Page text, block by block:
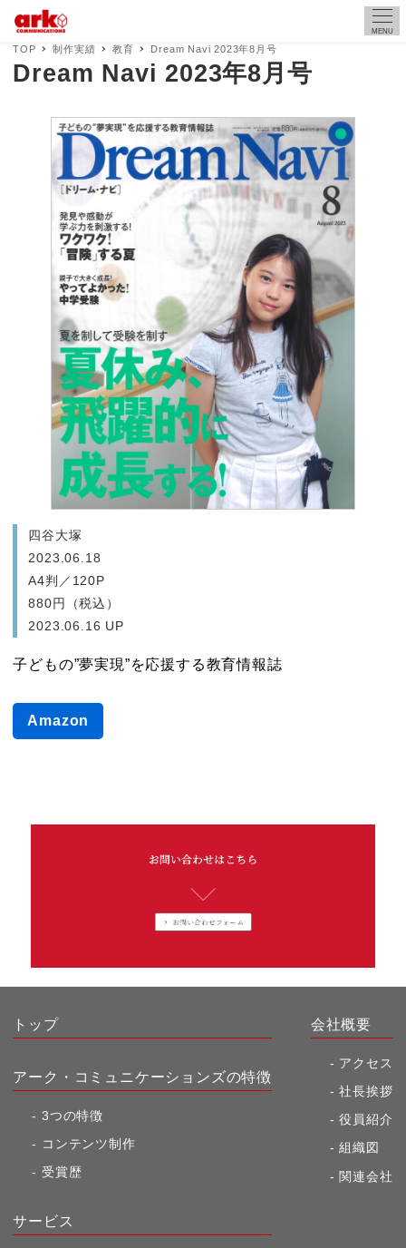
MENU
TOP 制作実績 教育 Dream Navi 2023年8月号
Dream Navi 2023年8月号
四谷大塚
2023.06.18
A4判／120P
880円（税込）
2023.06.16 UP
子どもの”夢実現”を応援する教育情報誌
Amazon
トップ
アーク・コミュニケーションズの特徴
3つの特徴
コンテンツ制作
受賞歴
サービス
会社概要
アクセス
社長挨拶
役員紹介
組織図
関連会社